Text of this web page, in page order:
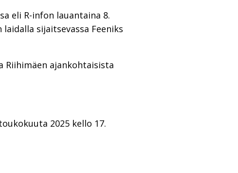
eli R-infon lauantaina 8.
sijaitsevassa Feeniks
Riihimäen ajankohtaisista
2025 kello 17.